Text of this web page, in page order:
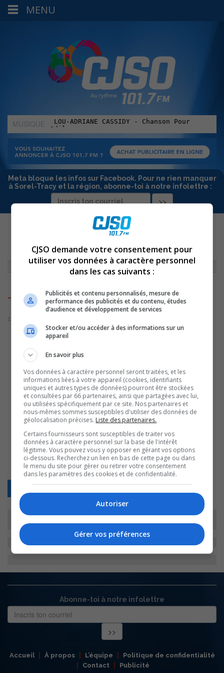
MUSIQUE
:
Meta bloque les infos sur Facebook. Pour ne rien manquer
à Sorel-Tracy et la région, abonne-toi à notre infolettre :
ACCUEIL»ON A DES CHOSES À DIRE
TÊTE PREMIÈRE – ÉMISSION DU 12
JANVIER 2023 »TETEPREMIEREIMAGE
TetePremiereImage
12 janvier 2023 | Par Sylvain Rochon
Abonne-toi à notre infolettre
Accueil À propos L’équipe
Politique de confidentialité
Contact
Publicité
MENU
CJSO demande votre consentement pour
utiliser vos données à caractère personnel
dans les cas suivants :
Publicités et contenu personnalisés, mesure de
performance des publicités et du contenu, études
d’audience et développement de services
Stocker et/ou accéder à des informations sur un
appareil
En savoir plus
Vos données à caractère personnel seront traitées, et les
informations liées à votre appareil (cookies, identifiants
uniques et autres types de données) pourront être stockées
et consultées par 66 partenaires, ainsi que partagées avec lui,
ou utilisées spécifiquement par ce site. Nos partenaires et
nous-mêmes sommes susceptibles d'utiliser des données de
géolocalisation précises. Liste des partenaires.
Certains fournisseurs sont susceptibles de traiter vos
données à caractère personnel sur la base de l'intérêt
légitime. Vous pouvez vous y opposer en gérant vos options
ci-dessous. Recherchez un lien en bas de cette page ou dans
le menu du site pour gérer ou retirer votre consentement
dans les paramètres des cookies et de confidentialité.
Autoriser
Gérer vos préférences